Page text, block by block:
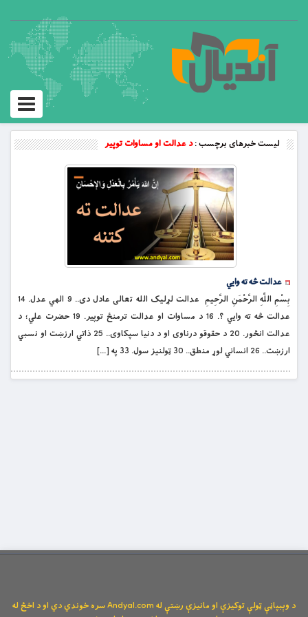
Toggle
لیست خبرهای برچسب :د عدالت او مساوات توپیر
عدالت څه ته وايي
بِسْمِ اللَّهِ الرَّحْمَنِ الرَّحِيمِ عدالت لړلیک الله تعالی عادل دی.. 9 الهي عدل. 14
عدالت څه ته وايي ؟. 16 د مساوات او عدالت ترمنځ توپير. 19 حضرت علي؛ د
عدالت انځور. 20 د حقوقو درناوى او د دنيا سپکاوى.. 25 ذاتي ارزښت او نسبي
ارزښت.. 26 انساني لوړ منطق.. 30 ټولنيز سول. 33 په […]
د وېبپاڼې ټولې توکیزې او مانیزې رښتې له Andyal.com سره خوندي دي او د اخځ له